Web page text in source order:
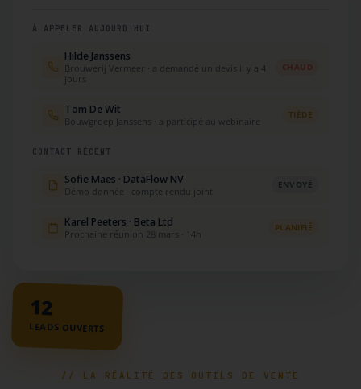
À APPELER AUJOURD'HUI
Hilde Janssens
Brouwerij Vermeer · a demandé un devis il y a 4
jours
CHAUD
Tom De Wit
Bouwgroep Janssens · a participé au webinaire
TIÈDE
CONTACT RÉCENT
Sofie Maes · DataFlow NV
Démo donnée · compte rendu joint
ENVOYÉ
Karel Peeters · Beta Ltd
Prochaine réunion 28 mars · 14h
PLANIFIÉ
12
LEADS OUVERTS
// LA RÉALITÉ DES OUTILS DE VENTE